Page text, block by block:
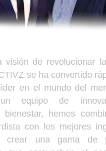
visión de revolucionar
se ha convertido
en el mundo del
equipo de
bienestar, hemos
con los mejores
crear una gama de